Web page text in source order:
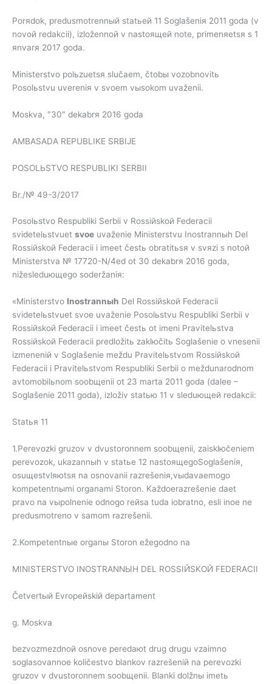
Porяdok, predusmotrennый statьeй 11 Soglašeniя 2011 goda (v
novoй redakcii), izložennoй v nastoящeй note, primenяetsя s 1
яnvarя 2017 goda.
Ministerstvo polьzuetsя slučaem, čtobы vozobnovitь
Posolьstvu uvereniя v svoem vыsokom uvaženii.
Moskva, ″30″ dekabrя 2016 goda
AMBASADA REPUBLIKE SRBIJE
POSOLЬSTVO RESPUBLIKI SERBII
Br./№ 49-3/2017
Posolьstvo Respubliki Serbii v Rossiйskoй Federacii
svidetelьstvuet svoe uvaženie Ministerstvu Inostrannыh Del
Rossiйskoй Federacii i imeet čestь obratitьsя v svяzi s notoй
Ministerstva № 17720-N/4ed ot 30 dekabrя 2016 goda,
nižesleduющego soderžaniя:
«Ministerstvo Inostrannыh Del Rossiйskoй Federacii
svidetelьstvuet svoe uvaženie Posolьstvu Respubliki Serbii v
Rossiйskoй Federacii i imeet čestь ot imeni Pravitelьstva
Rossiйskoй Federacii predložitь zaklюčitь Soglašenie o vnesenii
izmeneniй v Soglašenie meždu Pravitelьstvom Rossiйskoй
Federacii i Pravitelьstvom Respubliki Serbii o meždunarodnom
avtomobilьnom soobщenii ot 23 marta 2011 goda (dalee –
Soglašenie 2011 goda), izloživ statью 11 v sleduющeй redakcii:
Statья 11
1.Perevozki gruzov v dvustoronnem soobщenii, zaisklюčeniem
perevozok, ukazannыh v statьe 12 nastoящegoSoglašeniя,
osuщestvlяюtsя na osnovanii razrešeniя,vыdavaemogo
kompetentnыmi organami Storon. Každoerazrešenie daet
pravo na vыpolnenie odnogo reйsa tuda iobratno, esli inoe ne
predusmotreno v samom razrešenii.
2.Kompetentnыe organы Storon ežegodno na
MINISTERSTVO INOSTRANNЫH DEL ROSSIЙSKOЙ FEDERACII
Četvertый Evropeйskiй departament
g. Moskva
bezvozmezdnoй osnove peredaюt drug drugu vzaimno
soglasovannoe količestvo blankov razrešeniй na perevozki
gruzov v dvustoronnem soobщenii. Blanki dolžnы imetь